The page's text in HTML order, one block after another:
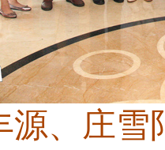
源、庄雪